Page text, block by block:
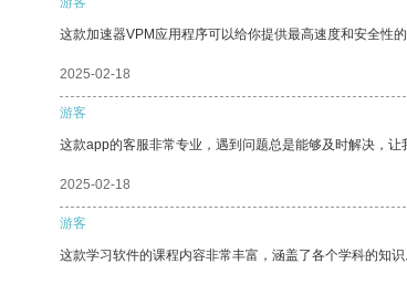
这款加速器VPM应用程序可以给你提供最高速度和安全性
2025-02-18
游客
这款app的客服非常专业，遇到问题总是能够及时解决，让
2025-02-18
游客
这款学习软件的课程内容非常丰富，涵盖了各个学科的知